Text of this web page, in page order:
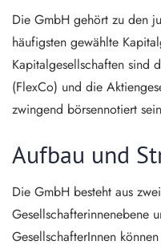
Die GmbH gehört zu den
häufigsten gewählte
Kapitalgesellschaften sind
(FlexCo) und die
zwingend börsennotiert
Aufbau und
Die GmbH besteht aus
Gesellschafterinnenebene
GesellschafterInnen